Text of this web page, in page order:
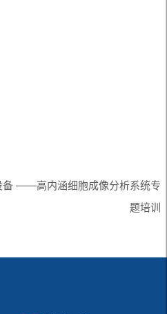
备 ——高内涵细胞成像分析系统专
题培训